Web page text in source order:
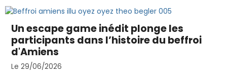
Un escape game inédit plonge les
participants dans l’histoire du beffroi
d'Amiens
Le 29/06/2026